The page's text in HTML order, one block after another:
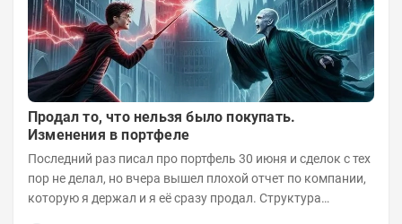
Продал то, что нельзя было покупать.
Изменения в портфеле
Последний раз писал про портфель 30 июня и сделок с тех
пор не делал, но вчера вышел плохой отчет по компании,
которую я держал и я её сразу продал. Структура